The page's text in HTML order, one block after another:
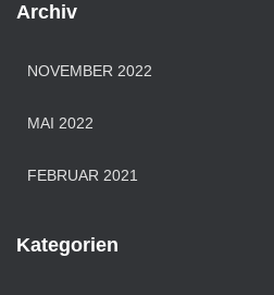
Archiv
NOVEMBER 2022
MAI 2022
FEBRUAR 2021
Kategorien